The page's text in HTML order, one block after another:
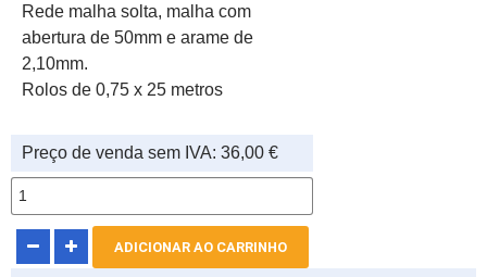
Rede malha solta, malha com
abertura de 50mm e arame de
2,10mm.
Rolos de 0,75 x 25 metros
Preço de venda sem IVA: 36,00 €